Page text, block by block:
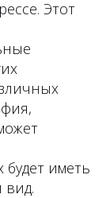
Этот
будет иметь
вид.